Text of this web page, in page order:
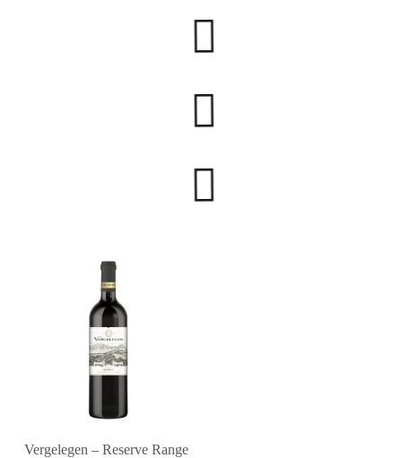
In den Warenkorb
Vergelegen – Reserve Range